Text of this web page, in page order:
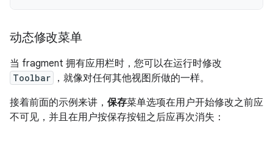
动态修改菜单
当 fragment 拥有应用栏时，您可以在运行时修改
Toolbar
，就像对任何其他视图所做的一样。
接着前面的示例来讲， 保存菜单选项在用户开始修改之前应
不可见，并且在用户按保存按钮之后应再次消失：